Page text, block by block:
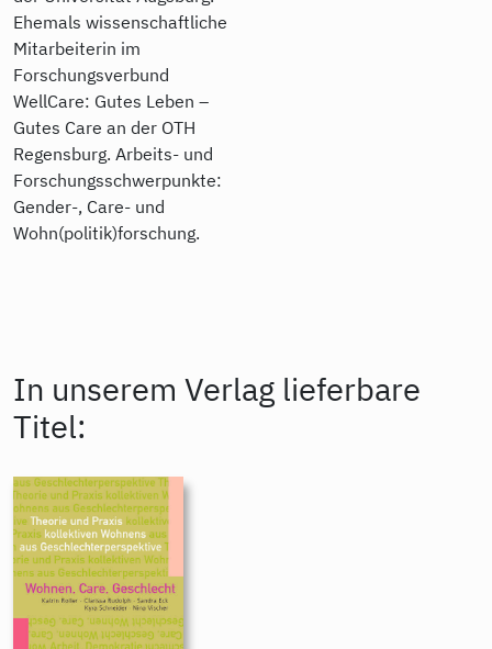
Ehemals wissenschaftliche
Mitarbeiterin im
Forschungsverbund
WellCare: Gutes Leben –
Gutes Care an der OTH
Regensburg. Arbeits- und
Forschungsschwerpunkte:
Gender-, Care- und
Wohn(politik)forschung.
In unserem Verlag lieferbare
Titel: